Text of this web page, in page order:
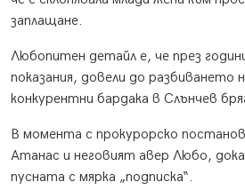
заплащане.
Любопитен детайл е, че през
показания, довели до разбиването
конкурентни бардака в Слънчев
В момента с прокурорско
Атанас и неговият авер Любо,
пусната с мярка „подписка“.